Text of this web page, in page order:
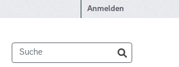
Anmelden